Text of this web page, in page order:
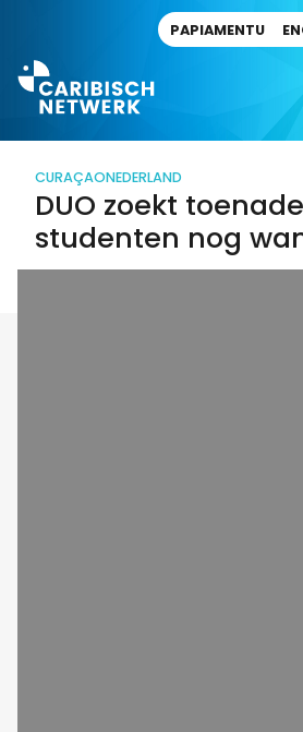
PAPIAMENTU
CURAÇAONEDERLAND
DUO zoekt
studenten nog